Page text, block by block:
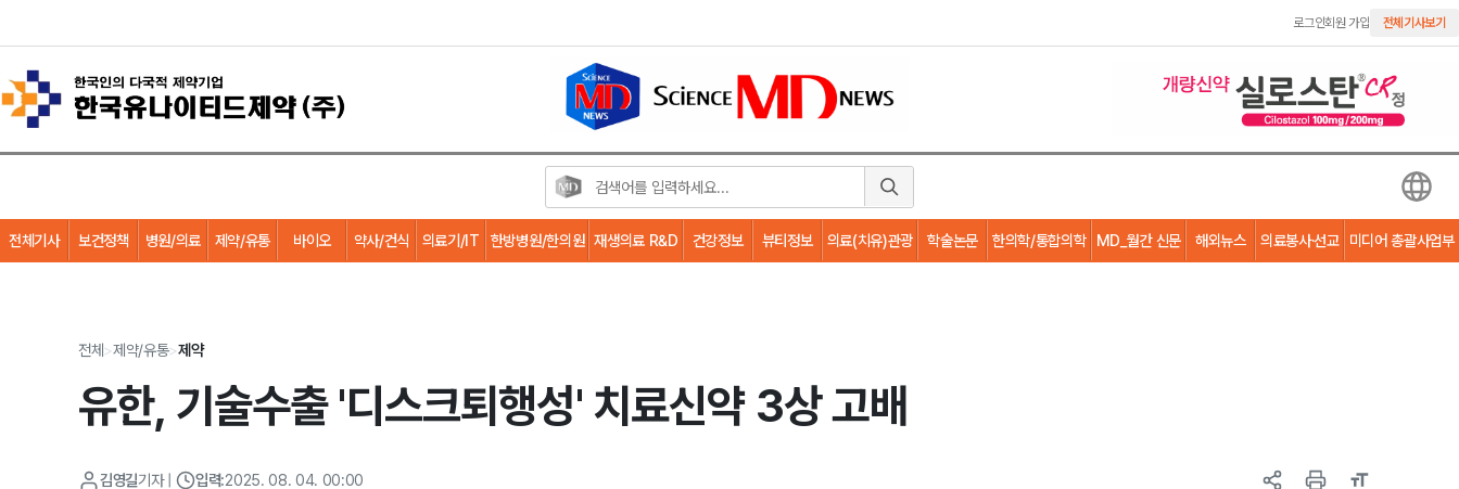
로그인회원 가입 전체기사보기
전체기사 보건정책 병원/의료 제약/유통 바이오 약사/건식 의료기/IT 한방병원/한의원 재생의료 R&D 건강정보 뷰티정보 의료(치유)관광 학술논문 한의학/통합의학 MD_월간 신문 해외뉴스 의료봉사·선교 미디어 총괄사업부
전체>제약/유통>제약
유한, 기술수출 '디스크퇴행성' 치료신약 3상 고배
김영길기자 입력:2025. 08. 04. 00:00